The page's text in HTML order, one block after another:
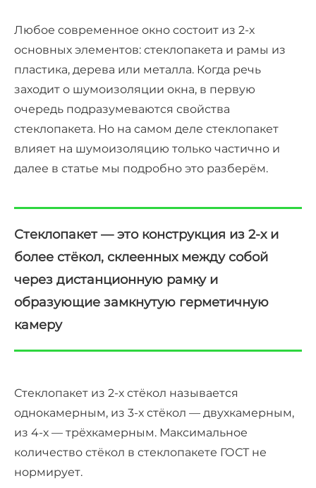
Любое современное окно состоит из 2-х
основных элементов: стеклопакета и рамы из
пластика, дерева или металла. Когда речь
заходит о шумоизоляции окна, в первую
очередь подразумеваются свойства
стеклопакета. Но на самом деле стеклопакет
влияет на шумоизоляцию только частично и
далее в статье мы подробно это разберём.
Стеклопакет — это конструкция из 2-х и
более стёкол, склеенных между собой
через дистанционную рамку и
образующие замкнутую герметичную
камеру
Стеклопакет из 2-х стёкол называется
однокамерным, из 3-х стёкол — двухкамерным,
из 4-х — трёхкамерным. Максимальное
количество стёкол в стеклопакете ГОСТ не
нормирует.